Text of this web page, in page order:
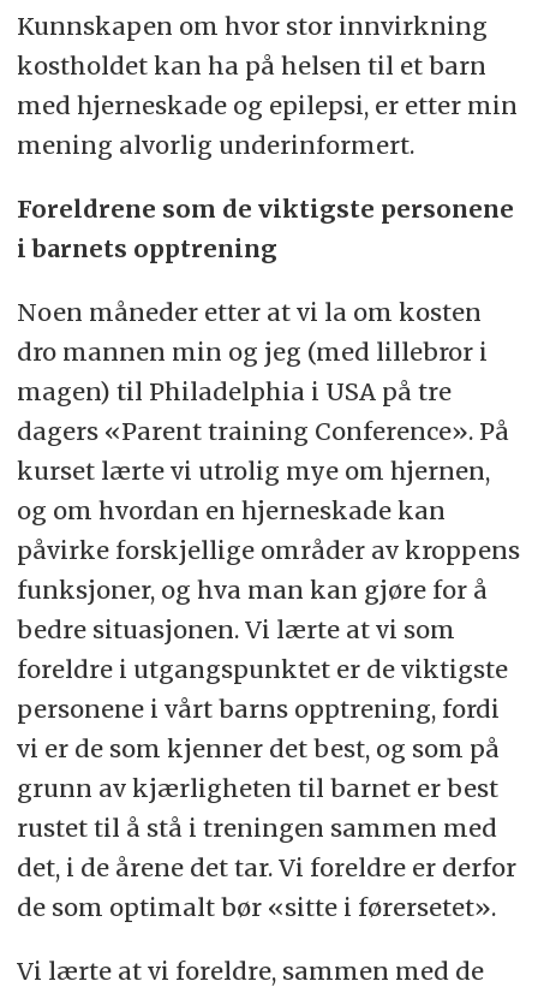
Kunnskapen om hvor stor innvirkning
kostholdet kan ha på helsen til et barn
med hjerneskade og epilepsi, er etter min
mening alvorlig underinformert.
Foreldrene som de viktigste personene
i barnets opptrening
Noen måneder etter at vi la om kosten
dro mannen min og jeg (med lillebror i
magen) til Philadelphia i USA på tre
dagers «Parent training Conference». På
kurset lærte vi utrolig mye om hjernen,
og om hvordan en hjerneskade kan
påvirke forskjellige områder av kroppens
funksjoner, og hva man kan gjøre for å
bedre situasjonen. Vi lærte at vi som
foreldre i utgangspunktet er de viktigste
personene i vårt barns opptrening, fordi
vi er de som kjenner det best, og som på
grunn av kjærligheten til barnet er best
rustet til å stå i treningen sammen med
det, i de årene det tar. Vi foreldre er derfor
de som optimalt bør «sitte i førersetet».
Vi lærte at vi foreldre, sammen med de